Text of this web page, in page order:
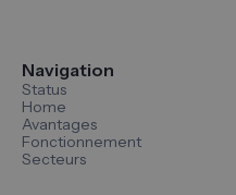
Navigation
Status
Home
Avantages
Fonctionnement
Secteurs